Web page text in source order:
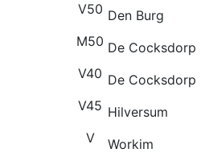
V50 Den Burg
M50 De Cocksdorp
V40 De Cocksdorp
V45 Hilversum
V
Workim